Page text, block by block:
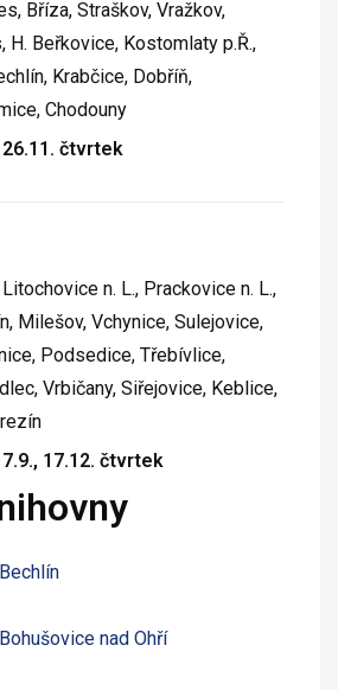
Bříza, Straškov, Vražkov,
H. Beřkovice, Kostomlaty p.Ř.,
Krabčice, Dobříň,
Chodouny
26.11. čtvrtek
n. L., Prackovice n. L.,
Milešov, Vchynice, Sulejovice,
Podsedice, Třebívlice,
Vrbičany, Siřejovice, Keblice,
17.12. čtvrtek
nad Ohří